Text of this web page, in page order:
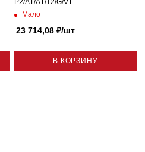
Мало
23 714,08₽/шт
В КОРЗИНУ